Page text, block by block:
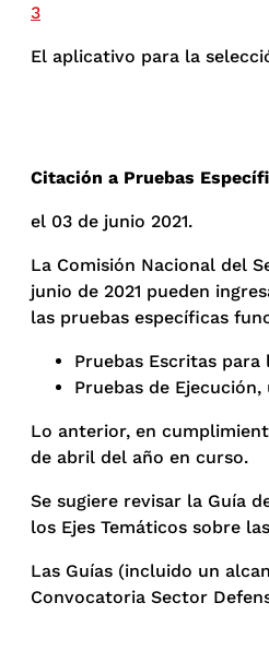
3
El aplicativo para la
Citación a Pruebas
el 03 de junio 2021.
La Comisión Nacional del
junio de 2021 pueden
las pruebas específicas
Pruebas Escritas
Pruebas de
Lo anterior, en
de abril del año en curso.
Se sugiere revisar la Guía
los Ejes Temáticos sobre
Las Guías (incluido un
Convocatoria Sector